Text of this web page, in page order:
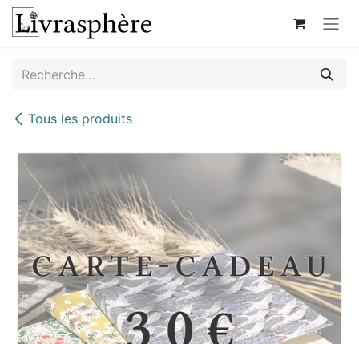
Se rendre au contenu
Tous les produits